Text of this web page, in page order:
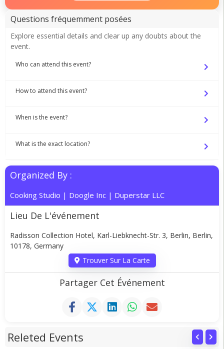
Questions fréquemment posées
Explore essential details and clear up any doubts about the
event.
Who can attend this event?
How to attend this event?
When is the event?
What is the exact location?
Organized By :
Cooking Studio | Doogle Inc | Duperstar LLC
Lieu De L'événement
Radisson Collection Hotel, Karl-Liebknecht-Str. 3, Berlin, Berlin,
10178, Germany
Trouver Sur La Carte
Partager Cet Événement
Releted Events